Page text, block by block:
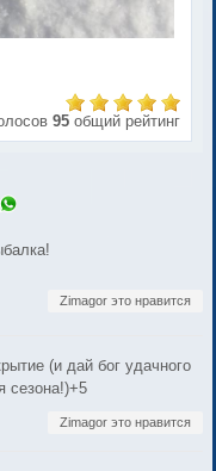
95 общий рейтинг
Zimagor это нравится
(и дай бог удачного
сезона!)+5
Zimagor это нравится